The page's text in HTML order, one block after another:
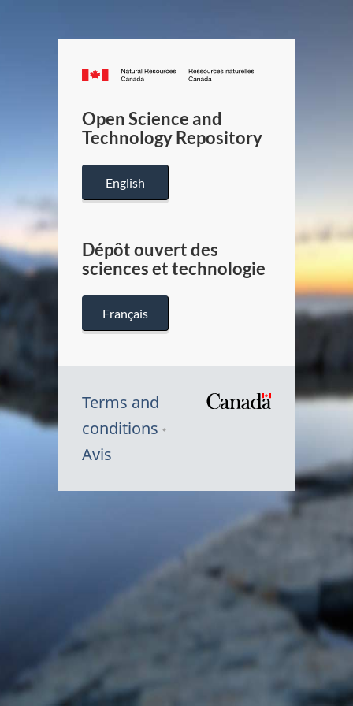
Canada.ca
/
Canada
Open Science and
Technology Repository
English
Dépôt ouvert des
sciences et technologie
Français
Terms and
conditions
Avis
du